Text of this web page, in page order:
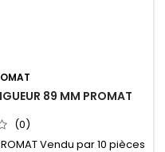
89 MM PROMAT
(0)
Vendu par 10 pièces